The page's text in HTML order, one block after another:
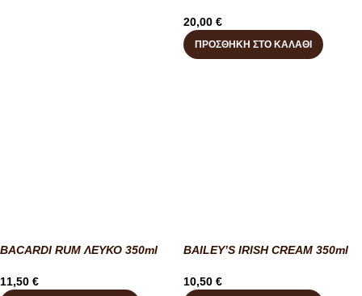
20,00 €
ΠΡΟΣΘΉΚΗ ΣΤΟ ΚΑΛΆΘΙ
BACARDI RUM ΛΕΥΚΟ 350ml
11,50 €
BAILEY’S IRISH CREAM 350ml
10,50 €